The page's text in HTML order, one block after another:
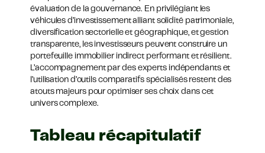
évaluation de la gouvernance. En privilégiant les
véhicules d’investissement alliant solidité patrimoniale,
diversification sectorielle et géographique, et gestion
transparente, les investisseurs peuvent construire un
portefeuille immobilier indirect performant et résilient.
L’accompagnement par des experts indépendants et
l’utilisation d’outils comparatifs spécialisés restent des
atouts majeurs pour optimiser ses choix dans cet
univers complexe.
Tableau récapitulatif